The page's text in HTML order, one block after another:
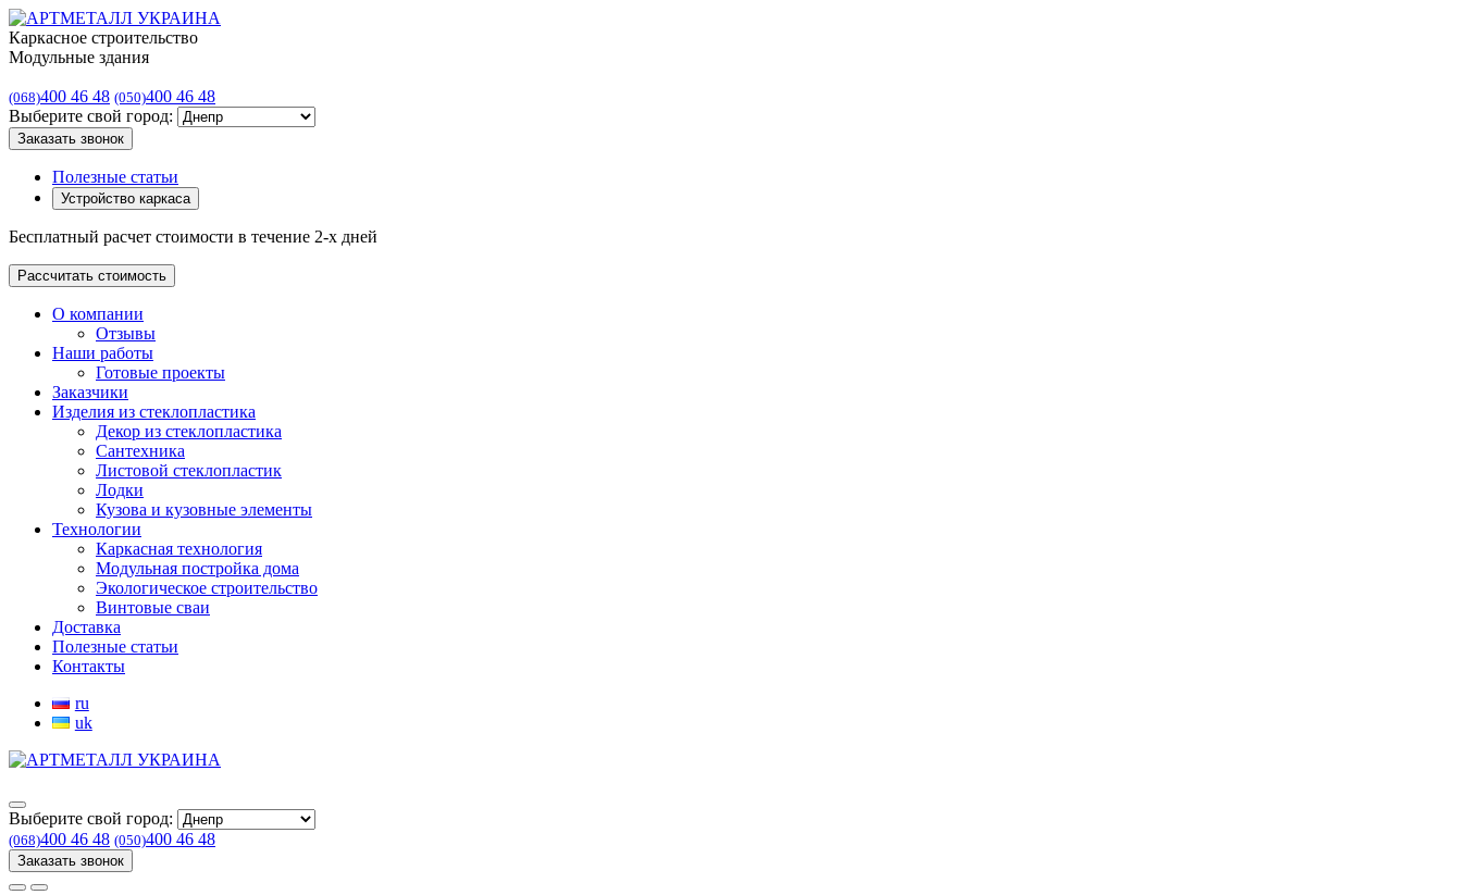
Каркасное строительство
Модульные здания
(068)400 46 48 (050)400 46 48
Выберите свой город:
Заказать звонок
Полезные статьи
Устройство каркаса
Бесплатный расчет стоимости в течение 2-х дней
Рассчитать стоимость
О компании
Отзывы
Наши работы
Готовые проекты
Заказчики
Изделия из стеклопластика
Декор из стеклопластика
Сантехника
Листовой стеклопластик
Лодки
Кузова и кузовные элементы
Технологии
Каркасная технология
Модульная постройка дома
Экологическое строительство
Винтовые сваи
Доставка
Полезные статьи
Контакты
ru
uk
Выберите свой город:
(068)400 46 48 (050)400 46 48
Заказать звонок